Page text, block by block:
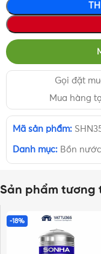
Gọi đặt
Mua hàng
Mã sản phẩm:
Danh mục: Bồn
Sản phẩm tương
-18%